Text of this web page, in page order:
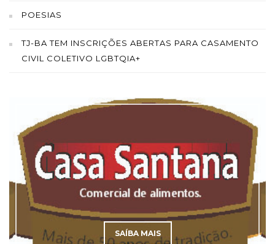
POESIAS
TJ-BA TEM INSCRIÇÕES ABERTAS PARA CASAMENTO
CIVIL COLETIVO LGBTQIA+
SAÍBA MAIS